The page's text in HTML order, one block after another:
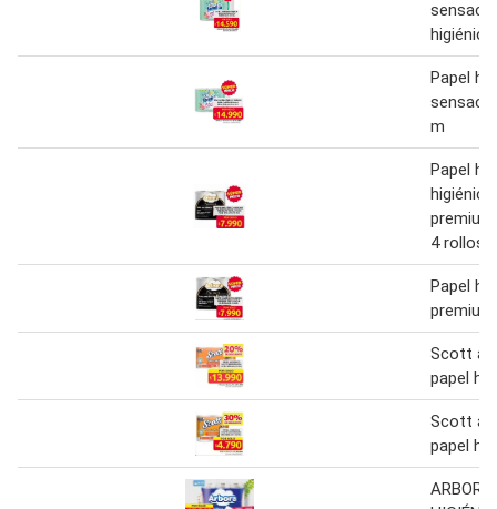
higiénico
Papel
m
Papel
4 rollos
Papel
Scott
papel
Scott
papel